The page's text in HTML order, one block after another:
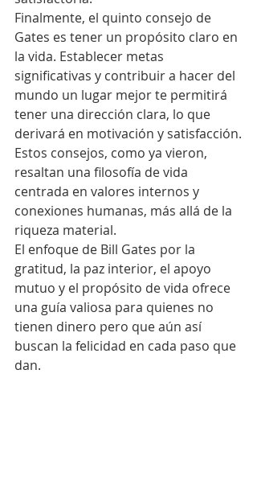
Finalmente, el quinto consejo de
Gates es tener un propósito claro en
la vida. Establecer metas
significativas y contribuir a hacer del
mundo un lugar mejor te permitirá
tener una dirección clara, lo que
derivará en motivación y satisfacción.
Estos consejos, como ya vieron,
resaltan una filosofía de vida
centrada en valores internos y
conexiones humanas, más allá de la
riqueza material.
El enfoque de Bill Gates por la
gratitud, la paz interior, el apoyo
mutuo y el propósito de vida ofrece
una guía valiosa para quienes no
tienen dinero pero que aún así
buscan la felicidad en cada paso que
dan.